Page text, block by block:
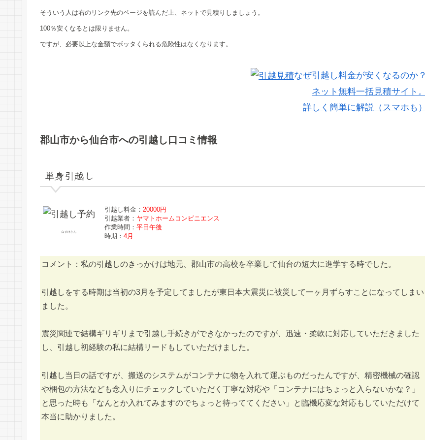
そういう人は右のリンク先のページを読んだ上、ネットで見積りしましょう。
100％安くなるとは限りません。
ですが、必要以上な金額でボッタくられる危険性はなくなります。
なぜ引越し料金が安くなるのか？
ネット無料一括見積サイト。
詳しく簡単に解説（スマホも）
郡山市から仙台市への引越し口コミ情報
単身引越し
白すけさん
引越し料金： 20000円
引越業者： ヤマトホームコンビニエンス
作業時間： 平日午後
時期： 4月
コメント：私の引越しのきっかけは地元、郡山市の高校を卒業して仙台の短大に進学する時でした。
引越しをする時期は当初の3月を予定してましたが東日本大震災に被災して一ヶ月ずらすことになってしまい
ました。
震災関連で結構ギリギリまで引越し手続きができなかったのですが、迅速・柔軟に対応していただきました
し、引越し初経験の私に結構リードもしていただけました。
引越し当日の話ですが、搬送のシステムがコンテナに物を入れて運ぶものだったんですが、精密機械の確認
や梱包の方法なども念入りにチェックしていただく丁寧な対応や「コンテナにはちょっと入らないかな？」
と思った時も「なんとか入れてみますのでちょっと待っててください」と臨機応変な対応もしていただけて
本当に助かりました。